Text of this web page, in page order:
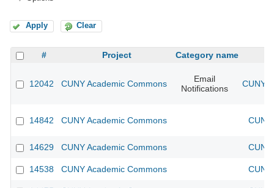
Apply Clear
# Project Category name
12042 CUNY Academic Commons
Email
Notifications
CUNY
14842 CUNY Academic Commons
14629 CUNY Academic Commons
14538 CUNY Academic Commons